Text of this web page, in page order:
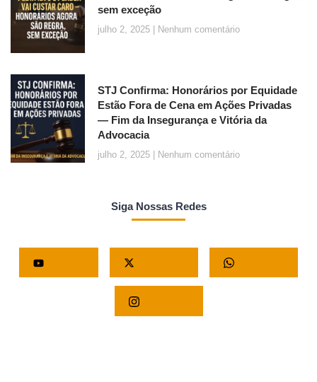
sem exceção
julho 2, 2025 Nenhum comentário
STJ Confirma: Honorários por Equidade
Estão Fora de Cena em Ações Privadas
— Fim da Insegurança e Vitória da
Advocacia
julho 2, 2025 Nenhum comentário
Siga Nossas Redes
Instagram